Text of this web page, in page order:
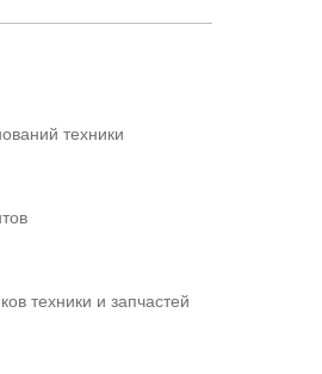
техники
техники и запчастей